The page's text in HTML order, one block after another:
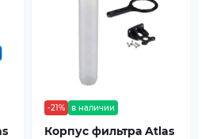
-21% в наличии
Корпус фильтра Atlas